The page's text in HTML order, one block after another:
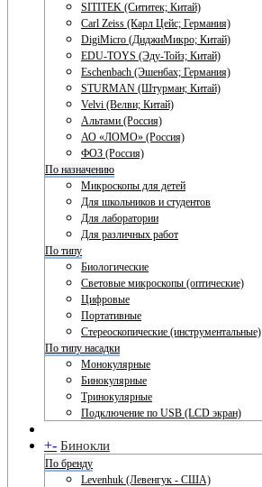
SITITEK (Сититек; Китай)
Carl Zeiss (Карл Цейс; Германия)
DigiMicro (ДиджиМикро; Китай)
EDU-TOYS (Эду-Тойз; Китай)
Eschenbach (Эшенбах; Германия)
STURMAN (Штурман; Китай)
Velvi (Велви; Китай)
Альтами (Россия)
АО «ЛОМО» (Россия)
ФОЗ (Россия)
По назначению
Микроскопы для детей
Для школьников и студентов
Для лаборатории
Для различных работ
По типу
Биологические
Световые микроскопы (оптические)
Цифровые
Портативные
Стереоскопические (инструментальные)
По типу насадки
Монокулярные
Бинокулярные
Тринокулярные
Подключение по USB (LCD экран)
+- Бинокли
По бренду
Levenhuk (Левенгук - США)